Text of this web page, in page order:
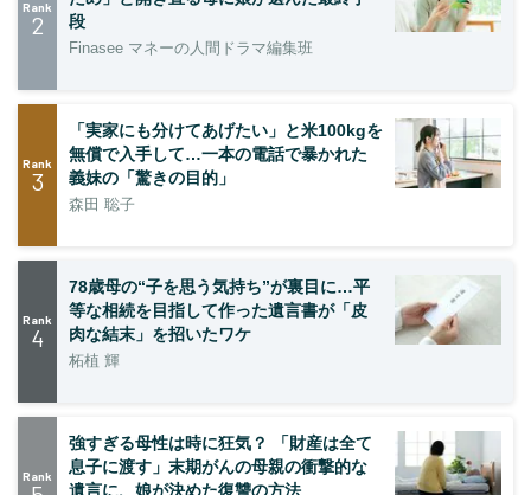
Rank
2
段
Finasee マネーの人間ドラマ編集班
Rank
3
「実家にも分けてあげたい」と米100kgを
無償で入手して…一本の電話で暴かれた
義妹の「驚きの目的」
森田 聡子
Rank
4
78歳母の“子を思う気持ち”が裏目に…平
等な相続を目指して作った遺言書が「皮
肉な結末」を招いたワケ
柘植 輝
Rank
強すぎる母性は時に狂気？ 「財産は全て
息子に渡す」末期がんの母親の衝撃的な
遺言に、娘が決めた復讐の方法